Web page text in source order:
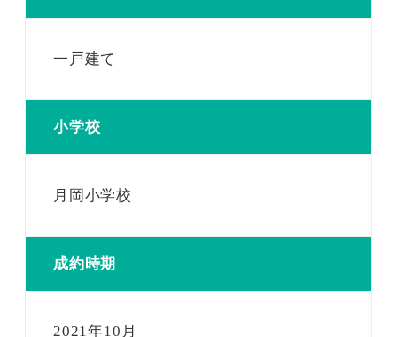
一戸建て
小学校
月岡小学校
成約時期
2021年10月